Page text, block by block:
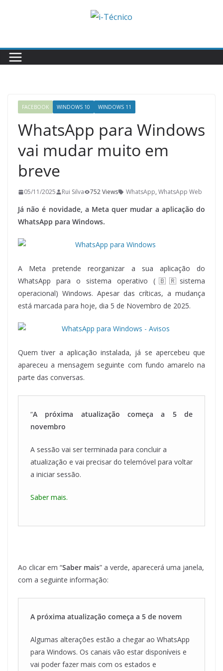
FACEBOOK WINDOWS 10 WINDOWS 11
WhatsApp para Windows
vai mudar muito em
breve
05/11/2025 Rui Silva 752 Views WhatsApp, WhatsApp Web
Já não é novidade, a Meta quer mudar a aplicação do
WhatsApp para Windows.
A Meta pretende reorganizar a sua aplicação do
WhatsApp para o sistema operativo (🇧🇷sistema
operacional) Windows. Apesar das críticas, a mudança
está marcada para hoje, dia 5 de Novembro de 2025.
Quem tiver a aplicação instalada, já se apercebeu que
apareceu a mensagem seguinte com fundo amarelo na
parte das conversas.
“A próxima atualização começa a 5 de
novembro
A sessão vai ser terminada para concluir a
atualização e vai precisar do telemóvel para voltar
a iniciar sessão.
Saber mais.
Ao clicar em “Saber mais” a verde, aparecerá uma janela,
com a seguinte informação:
A próxima atualização começa a 5 de novem
Algumas alterações estão a chegar ao WhatsApp
para Windows. Os canais vão estar disponíveis e
vai poder fazer mais com os estados e